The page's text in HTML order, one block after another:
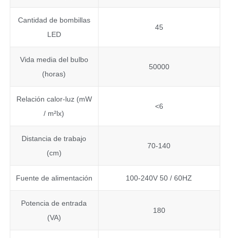
Cantidad de bombillas
LED
45
Vida media del bulbo
(horas)
50000
Relación calor-luz (mW
/ m²lx)
<6
Distancia de trabajo
(cm)
70-140
Fuente de alimentación 100-240V 50 / 60HZ
Potencia de entrada
(VA)
180